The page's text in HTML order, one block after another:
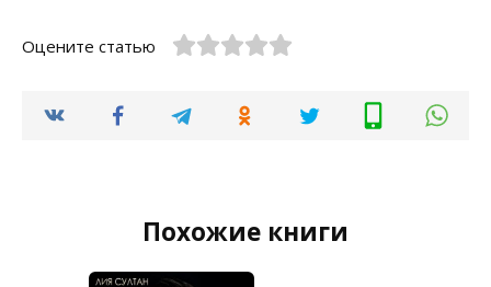
Оцените статью
Похожие книги